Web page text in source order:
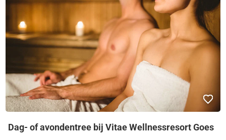
Dag- of avondentree bij Vitae Wellnessresort Goes